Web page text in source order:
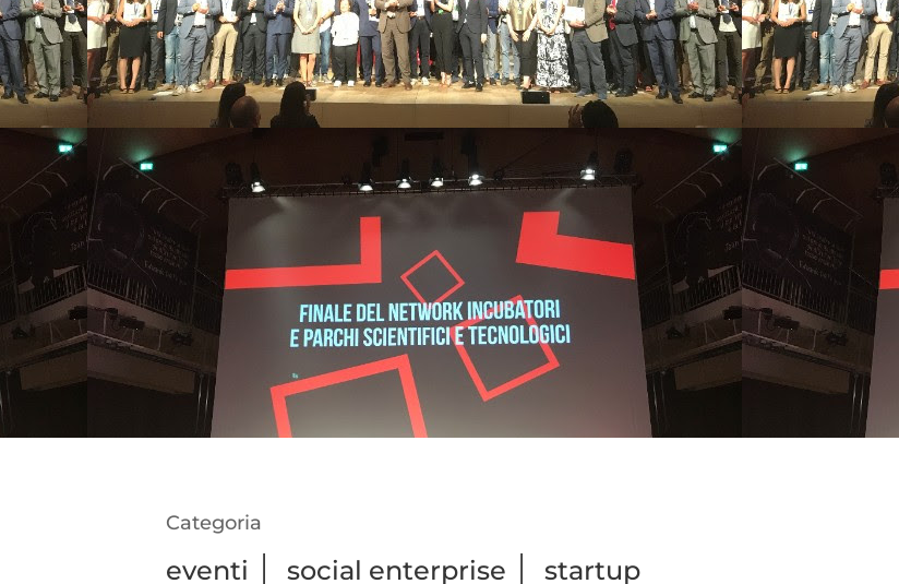
Categoria
eventi social enterprise startup